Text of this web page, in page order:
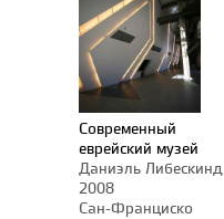
Современный
еврейский музей
Даниэль Либескинд
2008
Сан-Франциско